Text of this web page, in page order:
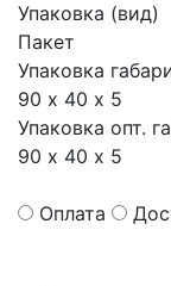
Упаковка (вид)
Пакет
Упаковка
90 х 40 х 5
Упаковка опт.
90 х 40 х 5
Оплата